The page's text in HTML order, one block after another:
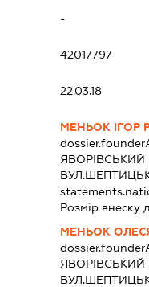
-
42017797
22.03.18
МЕНЬОК ІГОР
Розмір внеску
МЕНЬОК